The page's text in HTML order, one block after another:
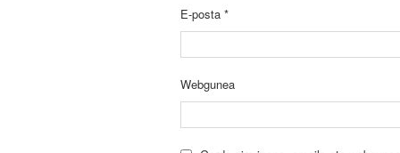
E-posta *
Webgunea